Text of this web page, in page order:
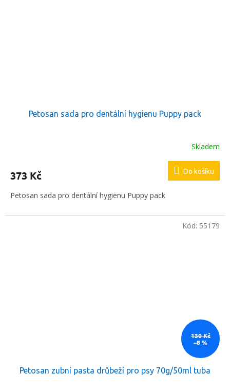
Petosan sada pro dentální hygienu Puppy pack
Skladem
373 Kč Do košíku
Petosan sada pro dentální hygienu Puppy pack
130 Kč
–8 %
Petosan zubní pasta drůbeží pro psy 70g/50ml tuba
Kód: 55179